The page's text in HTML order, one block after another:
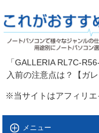
「GALLERIA RL7C-
入前の注意点は？【ガレ
※当サイトはアフィリ
メニュー